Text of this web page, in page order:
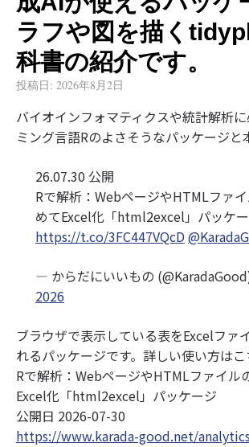
ラフや図を描く
科書の紹介です。
投稿日: 2026年8月2日
バイオインフォマティクスや統計解析
ミング言語Rのよさそうなパッケージと
26.07.30 公開
Rで解析：WebページやHTMLファ
めてExcel化「html2excel」パッケ
https://t.co/3FC447VQcD
— からだにいいもの
2026
ブラウザで表示している表をExcelファ
れるパッケージです。詳しい使い方はこ
Rで解析：WebページやHTMLファイル
Excel化「html2excel」パッケージ
公開日 2026-07-30
https://www.karada-good.net/